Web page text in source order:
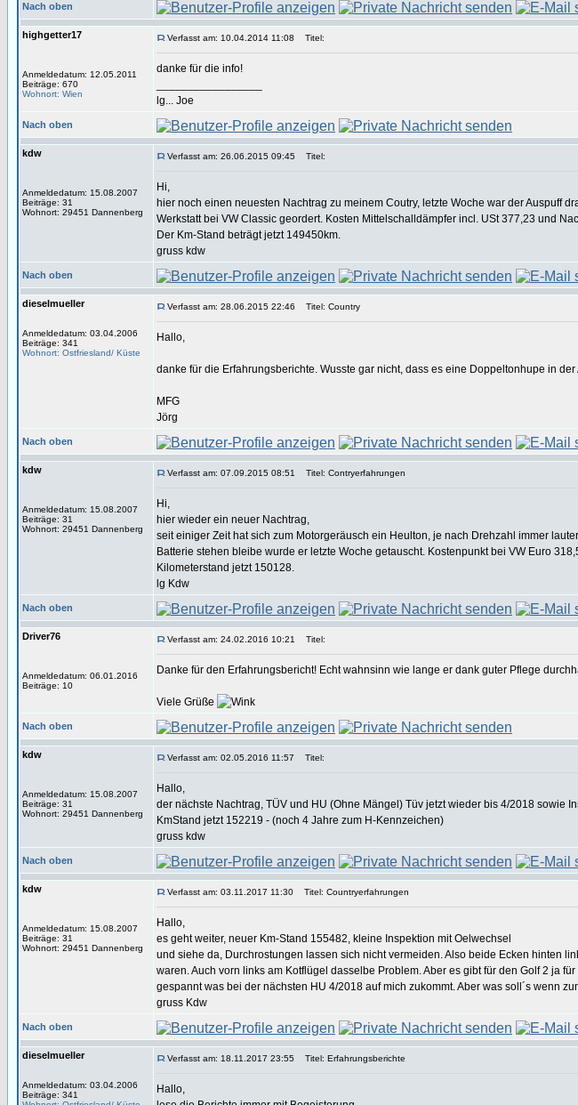
Nach oben
highgetter17
Anmeldedatum: 12.05.2011
Beiträge: 670
Wohnort: Wien
Verfasst am: 10.04.2014 11:08 Titel:
danke für die info!
lg... Joe
Nach oben
kdw
Anmeldedatum: 15.08.2007
Beiträge: 31
Wohnort: 29451 Dannenberg
Verfasst am: 26.06.2015 09:45 Titel:
Hi,
hier noch einen neuesten Nachtrag zu meinem Coutry, letzte Woche war der Auspuff
Werkstatt bei VW Classic geordert. Kosten Mittelschalldämpfer incl. USt 377,23 und
Der Km-Stand beträgt jetzt 149450km.
gruss kdw
Nach oben
dieselmueller
Anmeldedatum: 03.04.2006
Beiträge: 341
Wohnort: Ostfriesland/ Küste
Verfasst am: 28.06.2015 22:46 Titel: Country
Hallo,
danke für die Erfahrungsberichte. Wusste gar nicht, dass es eine Doppeltonhupe in
MFG
Jörg
Nach oben
kdw
Anmeldedatum: 15.08.2007
Beiträge: 31
Wohnort: 29451 Dannenberg
Verfasst am: 07.09.2015 08:51 Titel: Contryerfahrungen
Hi,
hier wieder ein neuer Nachtrag,
seit einiger Zeit hat sich zum Motorgeräusch ein Heulton, je nach Drehzahl immer
Batterie stehen bleibe wurde er letzte Woche getauscht. Kostenpunkt bei VW Euro
Kilometerstand jetzt 150128.
lg Kdw
Nach oben
Driver76
Anmeldedatum: 06.01.2016
Beiträge: 10
Verfasst am: 24.02.2016 10:21 Titel:
Danke für den Erfahrungsbericht! Echt wahnsinn wie lange er dank guter Pflege
Viele Grüße
Nach oben
kdw
Anmeldedatum: 15.08.2007
Beiträge: 31
Wohnort: 29451 Dannenberg
Verfasst am: 02.05.2016 11:57 Titel:
Hallo,
der nächste Nachtrag, TÜV und HU (Ohne Mängel) Tüv jetzt wieder bis 4/2018 sowie
KmStand jetzt 152219 - (noch 4 Jahre zum H-Kennzeichen)
gruss kdw
Nach oben
kdw
Anmeldedatum: 15.08.2007
Beiträge: 31
Wohnort: 29451 Dannenberg
Verfasst am: 03.11.2017 11:30 Titel: Countryerfahrungen
Hallo,
es geht weiter, neuer Km-Stand 155482, kleine Inspektion mit Oelwechsel
und siehe da, Durchrostungen lassen sich nicht vermeiden. Also beide Ecken hinten
waren. Auch vorn links am Kotflügel dasselbe Problem. Aber es gibt für den Golf 2 ja
gespannt was bei der nächsten HU 4/2018 auf mich zukommt. Aber was soll´s wenn
gruss Kdw
Nach oben
dieselmueller
Anmeldedatum: 03.04.2006
Beiträge: 341
Verfasst am: 18.11.2017 23:55 Titel: Erfahrungsberichte
Hallo,